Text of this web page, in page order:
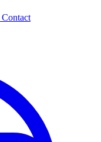
Contact